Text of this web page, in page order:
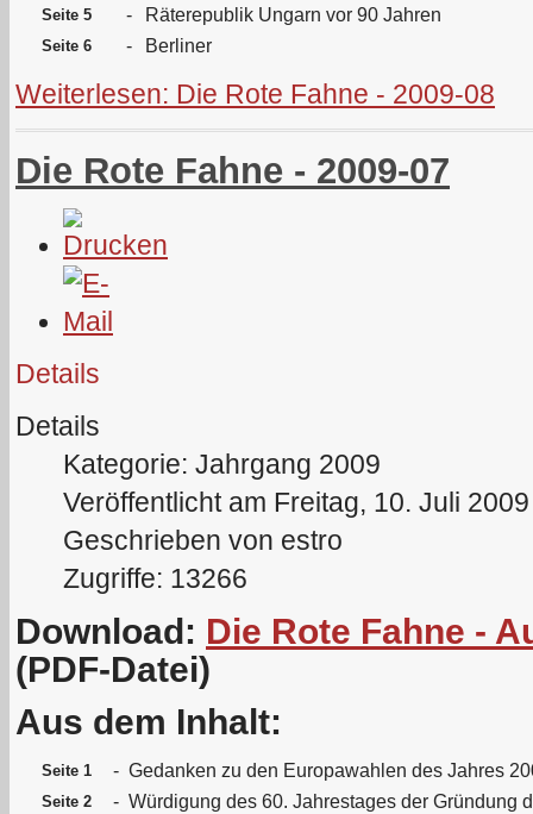
Seite 5 - Räterepublik Ungarn vor 90 Jahren
Seite 6 - Berliner
Weiterlesen: Die Rote Fahne - 2009-08
Die Rote Fahne - 2009-07
Details
Details
Kategorie: Jahrgang 2009
Veröffentlicht am Freitag, 10. Juli
Geschrieben von estro
Zugriffe: 13266
Download: Die Rote Fahne -
(PDF-Datei)
Aus dem Inhalt:
Seite 1 - Gedanken zu den Europawahlen des Jahres
Seite 2 - Würdigung des 60. Jahrestages der Gründung